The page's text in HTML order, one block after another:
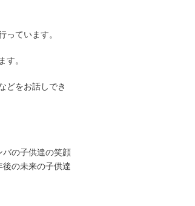
っています。
す。
どをお話しでき
バの子供達の笑顔
の未来の子供達